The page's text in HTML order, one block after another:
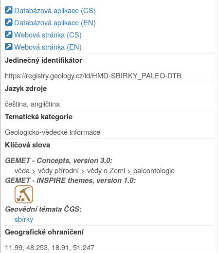
Databázová aplikace (CS)
Databázová aplikace (EN)
Webová stránka (CS)
Webová stránka (EN)
Jedinečný identifikátor
https://registry.geology.cz/id/HMD-SBIRKY_PALEO-DTB
Jazyk zdroje
čeština, angličtina
Tematická kategorie
Geologicko-vědecké informace
Klíčová slova
GEMET - Concepts, version 3.0:
věda > vědy přírodní > vědy o Zemi > paleontologie
GEMET - INSPIRE themes, version 1.0:
Geovědní témata ČGS:
sbírky
Geografické ohraničení
11.99, 48.253, 18.91, 51.247